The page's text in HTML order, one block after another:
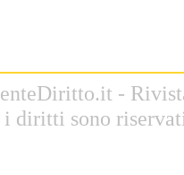
-
diritti sono